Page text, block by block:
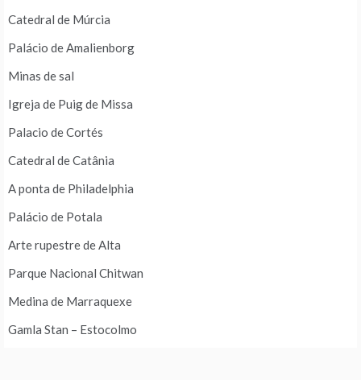
Catedral de Múrcia
Palácio de Amalienborg
Minas de sal
Igreja de Puig de Missa
Palacio de Cortés
Catedral de Catânia
A ponta de Philadelphia
Palácio de Potala
Arte rupestre de Alta
Parque Nacional Chitwan
Medina de Marraquexe
Gamla Stan – Estocolmo